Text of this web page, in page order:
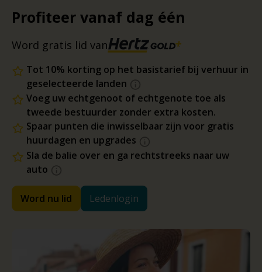
Profiteer vanaf dag één
Word gratis lid van
Tot 10% korting op het basistarief bij verhuur in
geselecteerde landen
Voeg uw echtgenoot of echtgenote toe als
tweede bestuurder zonder extra kosten.
Spaar punten die inwisselbaar zijn voor gratis
huurdagen en upgrades
Sla de balie over en ga rechtstreeks naar uw
auto
Word nu lid Ledenlogin